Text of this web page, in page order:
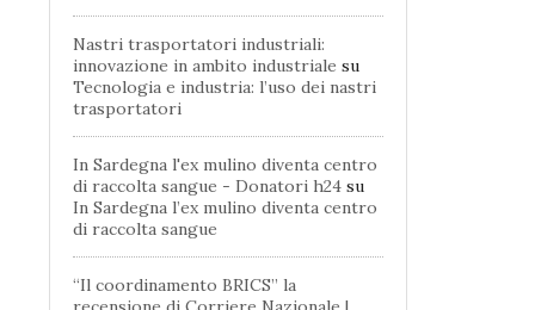
Nastri trasportatori industriali:
innovazione in ambito industriale su
Tecnologia e industria: l’uso dei nastri
trasportatori
In Sardegna l'ex mulino diventa centro
di raccolta sangue - Donatori h24 su
In Sardegna l’ex mulino diventa centro
di raccolta sangue
“Il coordinamento BRICS” la